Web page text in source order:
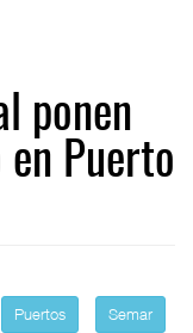
ponen
Puerto
Puertos
Semar